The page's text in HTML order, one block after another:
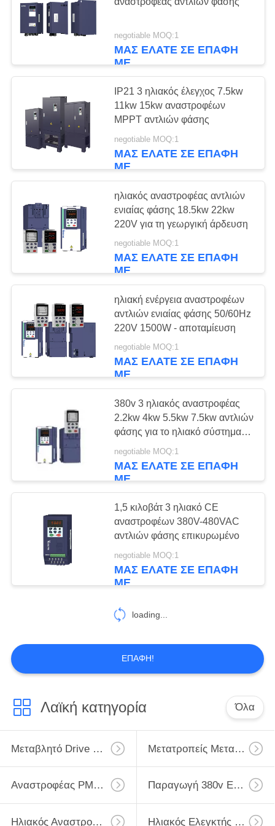
ΧΆΡΤΗΣ
ΙΣΤΌΤΟΠΟΥ
ΠΟΛΙΤΙΚΉ
ΜΥΣΤΙΚΌΤΗΤΑΣ
negotiable MOQ:1
ΜΑΣ ΕΛΆΤΕ ΣΕ ΕΠΑΦΉ
ΜΕ
IP21 3 ηλιακός έλεγχος 7.5kw
11kw 15kw αναστροφέων
MPPT αντλιών φάσης
negotiable MOQ:1
ΜΑΣ ΕΛΆΤΕ ΣΕ ΕΠΑΦΉ
ΜΕ
ηλιακός αναστροφέας αντλιών
ενιαίας φάσης 18.5kw 22kw
220V για τη γεωργική άρδευση
negotiable MOQ:1
ΜΑΣ ΕΛΆΤΕ ΣΕ ΕΠΑΦΉ
ΜΕ
ηλιακή ενέργεια αναστροφέων
αντλιών ενιαίας φάσης 50/60Hz
220V 1500W - αποταμίευση
negotiable MOQ:1
ΜΑΣ ΕΛΆΤΕ ΣΕ ΕΠΑΦΉ
ΜΕ
380v 3 ηλιακός αναστροφέας
2.2kw 4kw 5.5kw 7.5kw αντλιών
φάσης για το ηλιακό σύστημα
άρδευσης
negotiable MOQ:1
ΜΑΣ ΕΛΆΤΕ ΣΕ ΕΠΑΦΉ
ΜΕ
1,5 κιλοβάτ 3 ηλιακό CE
αναστροφέων 380V-480VAC
αντλιών φάσης επικυρωμένο
negotiable MOQ:1
ΜΑΣ ΕΛΆΤΕ ΣΕ ΕΠΑΦΉ
ΜΕ
loading...
ΕΠΑΦΉ!
Λαϊκή κατηγορία Όλα
Μεταβλητό Drive Συχνότητας VFD Μετατροπείς Μεταβλητής Συχνότητας
Αναστροφέας PMSM Παραγωγή 380v Εισαγωγής 220v Αναστροφέων
Ηλιακός Αναστροφέας Αντλιών Ενιαίας Φάσης Ηλιακός Ελεγκτής Υδραντλιών